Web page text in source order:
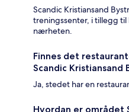
Scandic Kristiansand
treningssenter, i tillegg
nærheten.
Finnes det
Scandic Kristiansand
Ja, stedet har en
Hvordan er området